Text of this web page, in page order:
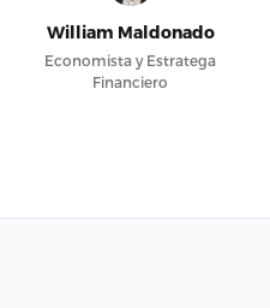
William Maldonado
Economista y Estratega
Financiero